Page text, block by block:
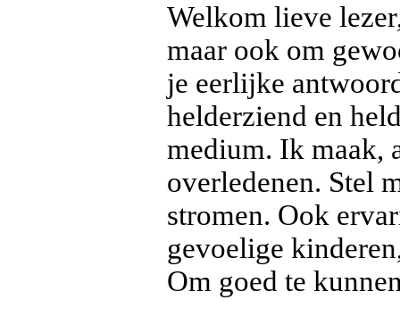
Welkom lieve
maar ook om
je eerlijke
helderziend en
medium. Ik maak,
overledenen. Stel
stromen. Ook
gevoelige
Om goed te